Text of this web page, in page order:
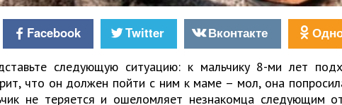
Facebook Twitter Вконтакте
следующую ситуацию: к мальчику 8-ми лет
что он должен пойти с ним к маме – мол, она
не теряется и ошеломляет незнакомца следующим